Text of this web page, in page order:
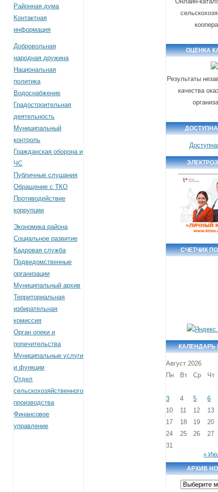
Районная дума
Контактная
информация
Добровольная
народная дружина
Национальная
политика
Водоснабжение
Градостроительная
деятельность
Муниципальный
контроль
Гражданская оборона и
ЧС
Публичные слушания
Обращение с ТКО
Противодействие
коррупции
Экономика района
Социальное развитие
Кадровая служба
Подведомственные
организации
Муниципальный архив
Территориальная
избирательная
комиссия
Орган опеки и
попечительства
Муниципальные услуги
и функции
Отдел
сельскохозяйственного
производства
Финансовое
управление
ОЦЕНКА
Результаты
качества
СЧЕТЧИК
КАЛЕНДАРЬ
Август 2026
Пн
Вт Ср Чт
3 4 5
6
10
11 12
13
17
18 19
20
24
25 26
27
31
«
АРХИВ
Архив
новостей